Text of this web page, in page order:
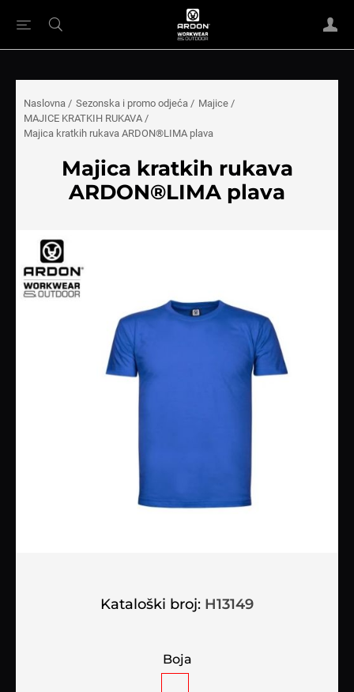
Naslovna / Sezonska i promo odjeća / Majice /
MAJICE KRATKIH RUKAVA /
Majica kratkih rukava ARDON®LIMA plava
Majica kratkih rukava
ARDON®LIMA plava
Kataloški broj: H13149
Boja